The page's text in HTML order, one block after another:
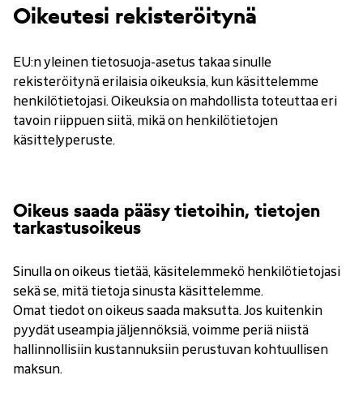
Oikeutesi rekisteröitynä
EU:n yleinen tietosuoja-asetus takaa sinulle
rekisteröitynä erilaisia oikeuksia, kun käsittelemme
henkilötietojasi. Oikeuksia on mahdollista toteuttaa eri
tavoin riippuen siitä, mikä on henkilötietojen
käsittelyperuste.
Oikeus saada pääsy tietoihin, tietojen
tarkastusoikeus
Sinulla on oikeus tietää, käsitelemmekö henkilötietojasi
sekä se, mitä tietoja sinusta käsittelemme.
Omat tiedot on oikeus saada maksutta. Jos kuitenkin
pyydät useampia jäljennöksiä, voimme periä niistä
hallinnollisiin kustannuksiin perustuvan kohtuullisen
maksun.